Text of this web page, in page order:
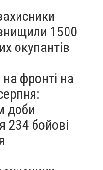
1500
окупантів
на фронті на
доби
234 бойові